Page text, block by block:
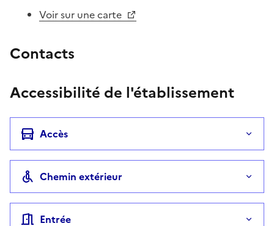
Voir sur une carte
Contacts
Accessibilité de l'établissement
Accès
Chemin extérieur
Entrée